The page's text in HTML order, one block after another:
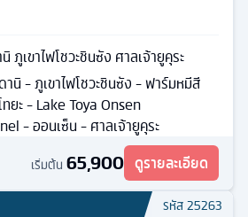
ภูเขาไฟโชวะชินซัง ศาลเจ้ายูคุระ
านิ - ภูเขาไฟโชวะชินซัง - ฟาร์มหมีสี
ยะ - Lake Toya Onsen
- ออนเซ็น - ศาลเจ้ายูคุระ
เริ่มต้น 65,900 ดูรายละเอียด
รหัส25263